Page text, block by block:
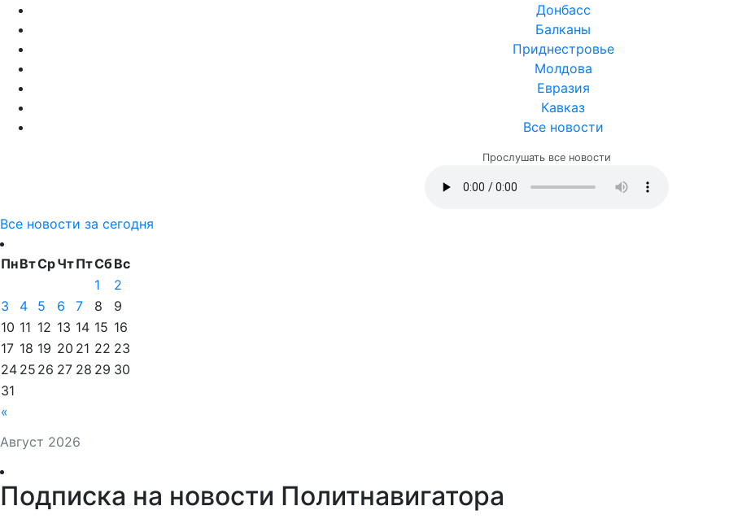
Донбасс
Балканы
Приднестровье
Молдова
Евразия
Кавказ
Все новости
Прослушать все новости
Все новости за сегодня
Август 2026
ПнВтСрЧтПтСбВс
«
1
2
3
4 5 6 7 8
9
10 11 12 13 14 15 16
17 18 19 20 21 22 23
24 25 26 27 28 29 30
31
Подписка на новости Политнавигатора